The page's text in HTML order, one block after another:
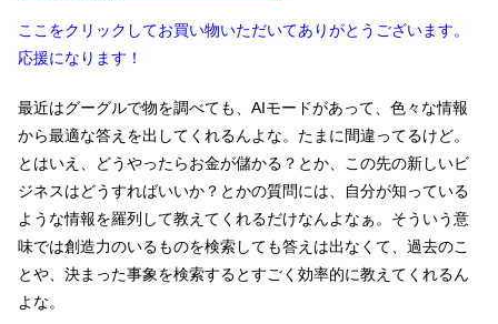
ここをクリックしてお買い物いただいてありがとうございます。
応援になります！
最近はグーグルで物を調べても、AIモードがあって、色々な情報
から最適な答えを出してくれるんよな。たまに間違ってるけど。
とはいえ、どうやったらお金が儲かる？とか、この先の新しいビ
ジネスはどうすればいいか？とかの質問には、自分が知っている
ような情報を羅列して教えてくれるだけなんよなぁ。そういう意
味では創造力のいるものを検索しても答えは出なくて、過去のこ
とや、決まった事象を検索するとすごく効率的に教えてくれるん
よな。